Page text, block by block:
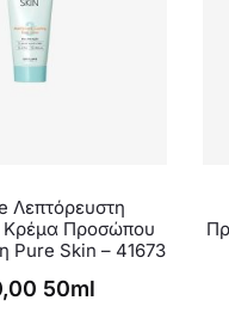
Λεπτόρευστη
Κρέμα Προσώπου
Pure Skin – 41673
50ml